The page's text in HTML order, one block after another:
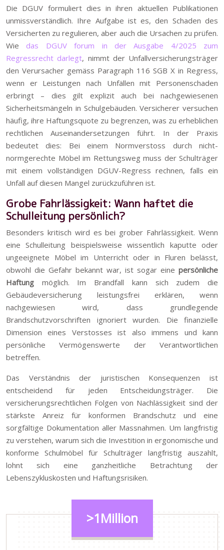
Die DGUV formuliert dies in ihren aktuellen Publikationen
unmissverständlich. Ihre Aufgabe ist es, den Schaden des
Versicherten zu regulieren, aber auch die Ursachen zu prüfen.
Wie das DGUV forum in der Ausgabe 4/2025 zum
Regressrecht darlegt, nimmt der Unfallversicherungsträger
den Verursacher gemäss Paragraph 116 SGB X in Regress,
wenn er Leistungen nach Unfällen mit Personenschaden
erbringt – dies gilt explizit auch bei nachgewiesenen
Sicherheitsmängeln in Schulgebäuden. Versicherer versuchen
häufig, ihre Haftungsquote zu begrenzen, was zu erheblichen
rechtlichen Auseinandersetzungen führt. In der Praxis
bedeutet dies: Bei einem Normverstoss durch nicht-
normgerechte Möbel im Rettungsweg muss der Schulträger
mit einem vollständigen DGUV-Regress rechnen, falls ein
Unfall auf diesen Mangel zurückzuführen ist.
Grobe Fahrlässigkeit: Wann haftet die
Schulleitung persönlich?
Besonders kritisch wird es bei grober Fahrlässigkeit. Wenn
eine Schulleitung beispielsweise wissentlich kaputte oder
ungeeignete Möbel im Unterricht oder in Fluren belässt,
obwohl die Gefahr bekannt war, ist sogar eine persönliche
Haftung möglich. Im Brandfall kann sich zudem die
Gebäudeversicherung leistungsfrei erklären, wenn
nachgewiesen wird, dass grundlegende
Brandschutzvorschriften ignoriert wurden. Die finanzielle
Dimension eines Verstosses ist also immens und kann
persönliche Vermögenswerte der Verantwortlichen
betreffen.
Das Verständnis der juristischen Konsequenzen ist
entscheidend für jeden Entscheidungsträger. Die
versicherungsrechtlichen Folgen von Nachlässigkeit sind der
stärkste Anreiz für konformen Brandschutz und eine
sorgfältige Dokumentation aller Massnahmen. Um langfristig
zu verstehen, warum sich die Investition in ergonomische und
konforme Schulmöbel für Schulträger langfristig auszahlt,
lohnt sich eine ganzheitliche Betrachtung der
Lebenszykluskosten und Haftungsrisiken.
>1Million